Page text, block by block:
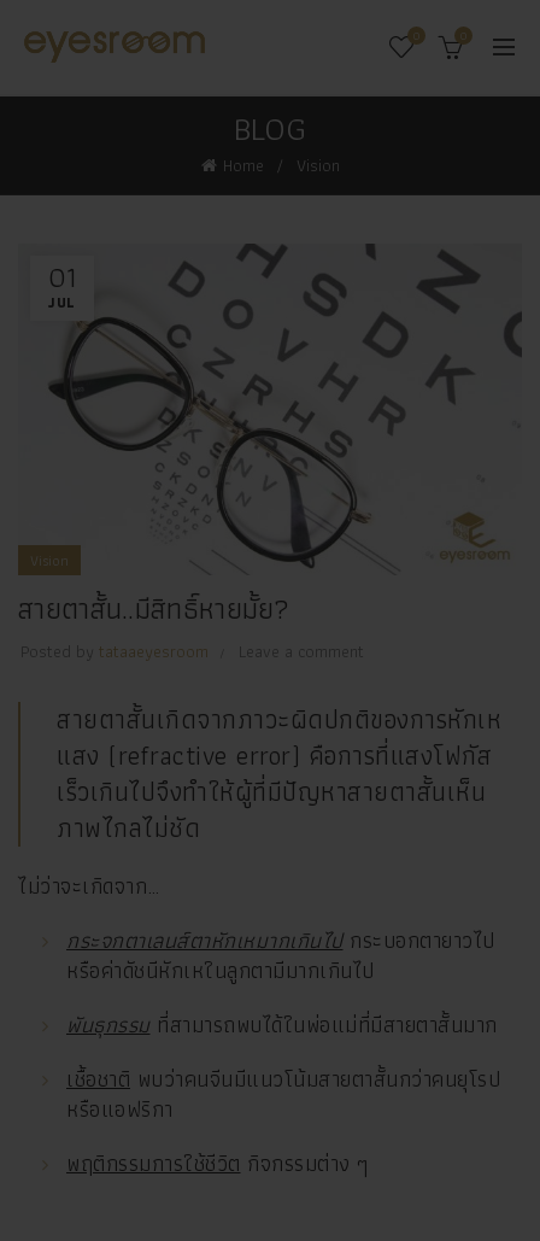
BLOG
Home Vision
01
JUL
Vision
สายตาสั้น..มีสิทธิ์หายมั้ย?
Posted by tataaeyesroom Leave a comment
สายตาสั้นเกิดจากภาวะผิดปกติของการหักเห
แสง (refractive error) คือการที่แสงโฟกัส
เร็วเกินไปจึงทำให้ผู้ที่มีปัญหาสายตาสั้นเห็น
ภาพไกลไม่ชัด
ไม่ว่าจะเกิดจาก…
กระจกตาเลนส์ตาหักเหมากเกินไปกระบอกตายาวไป
หรือค่าดัชนีหักเหในลูกตามีมากเกินไป
พันธุกรรม ที่สามารถพบได้ในพ่อแม่ที่มีสายตาสั้นมาก
เชื้อชาติ พบว่าคนจีนมีแนวโน้มสายตาสั้นกว่าคนยุโรป
หรือแอฟริกา
พฤติกรรมการใช้ชีวิต กิจกรรมต่าง ๆ